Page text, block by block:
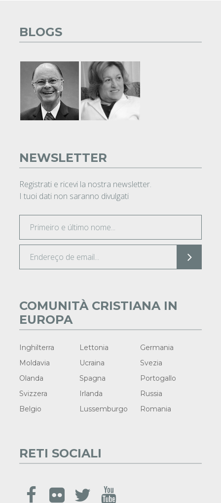
BLOGS
NEWSLETTER
Registrati e ricevi la nostra newsletter.
I tuoi dati non saranno divulgati
COMUNITÀ CRISTIANA IN
EUROPA
Inghilterra Lettonia
Germania
Moldavia
Ucraina
Svezia
Olanda
Spagna
Portogallo
Svizzera
Irlanda
Russia
Belgio
Lussemburgo Romania
RETI SOCIALI